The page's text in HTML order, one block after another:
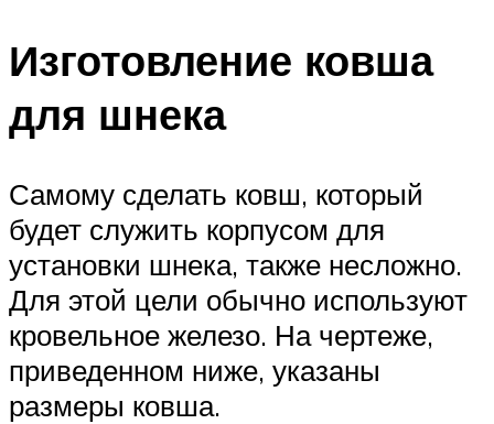
Изготовление ковша
для шнека
Самому сделать ковш, который
будет служить корпусом для
установки шнека, также несложно.
Для этой цели обычно используют
кровельное железо. На чертеже,
приведенном ниже, указаны
размеры ковша.